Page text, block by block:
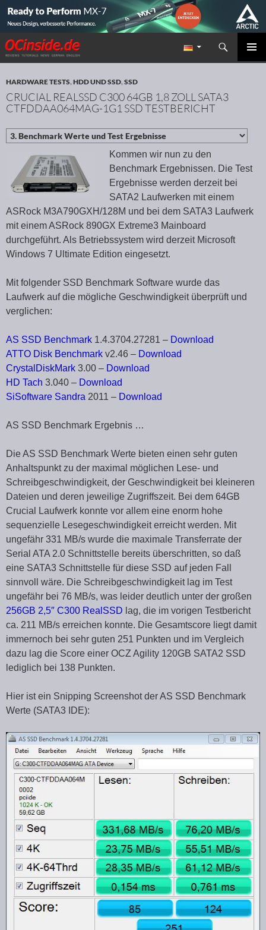
Redaktion ocinside.de PC Hardware Portal
Suchen
ZUM INHALT SPRINGEN
HARDWARE TESTS,HDD UND SSD,SSD
CRUCIAL REALSSD C300 64GB 1,8 ZOLL SATA3
CTFDDAA064MAG-1G1 SSD TESTBERICHT
Kommen wir nun zu den
Benchmark Ergebnissen. Die Test
Ergebnisse werden derzeit bei
SATA2 Laufwerken mit einem
ASRock M3A790GXH/128M und bei dem SATA3 Laufwerk
mit einem ASRock 890GX Extreme3 Mainboard
durchgeführt. Als Betriebssystem wird derzeit Microsoft
Windows 7 Ultimate Edition eingesetzt.
Mit folgender SSD Benchmark Software wurde das
Laufwerk auf die mögliche Geschwindigkeit überprüft und
verglichen:
AS SSD Benchmark 1.4.3704.27281 – Download
ATTO Disk Benchmark v2.46 – Download
CrystalDiskMark 3.00 – Download
HD Tach 3.040 – Download
SiSoftware Sandra 2011 – Download
AS SSD Benchmark Ergebnis …
Die AS SSD Benchmark Werte bieten einen sehr guten
Anhaltspunkt zu der maximal möglichen Lese- und
Schreibgeschwindigkeit, der Geschwindigkeit bei kleineren
Dateien und deren jeweilige Zugriffszeit. Bei dem 64GB
Crucial Laufwerk konnte vor allem eine enorm hohe
sequenzielle Lesegeschwindigkeit erreicht werden. Mit
ungefähr 331 MB/s wurde die maximale Transferrate der
Serial ATA 2.0 Schnittstelle bereits überschritten, so daß
eine SATA3 Schnittstelle für diese SSD auf jeden Fall
sinnvoll wäre. Die Schreibgeschwindigkeit lag im Test
ungefähr bei 76 MB/s, was leider deutlich unter der großen
256GB 2,5″ C300 RealSSD lag, die im vorigen Testbericht
ca. 211 MB/s erreichen konnte. Die Gesamtscore liegt damit
immernoch bei sehr guten 251 Punkten und im Vergleich
dazu lag die Score einer OCZ Agility 120GB SATA2 SSD
lediglich bei 138 Punkten.
Hier ist ein Snipping Screenshot der AS SSD Benchmark
Werte (SATA3 IDE):